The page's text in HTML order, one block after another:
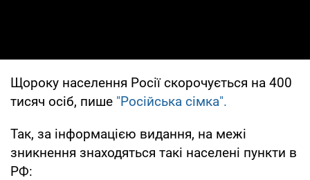
Щороку населення Росії скорочується на 400
тисяч осіб, пише "Російська сімка".
Так, за інформацією видання, на межі
зникнення знаходяться такі населені пункти в
РФ: